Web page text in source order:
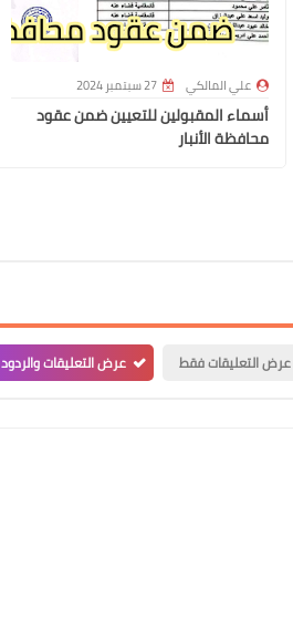
علي المالكي 27 سبتمبر 2024
أسماء المقبولين للتعيين ضمن عقود
محافظة الأنبار
عرض التعليقات فقط عرض التعليقات والردود